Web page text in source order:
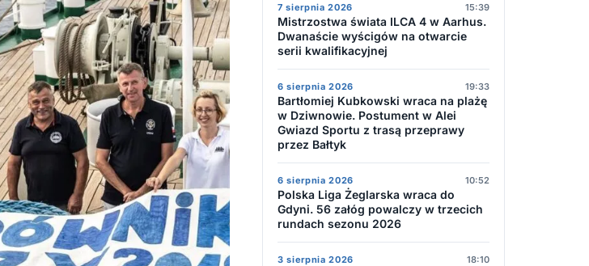
7 sierpnia 2026 15:39
Mistrzostwa świata ILCA 4 w Aarhus.
Dwanaście wyścigów na otwarcie
serii kwalifikacyjnej
6 sierpnia 2026 19:33
Bartłomiej Kubkowski wraca na plażę
w Dziwnowie. Postument w Alei
Gwiazd Sportu z trasą przeprawy
przez Bałtyk
6 sierpnia 2026 10:52
Polska Liga Żeglarska wraca do
Gdyni. 56 załóg powalczy w trzecich
rundach sezonu 2026
3 sierpnia 2026 18:10